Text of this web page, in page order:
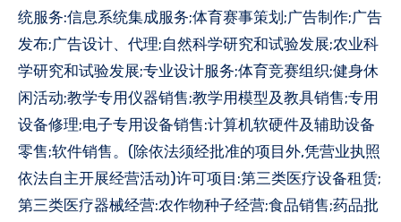
统服务:信息系统集成服务;体育赛事策划;广告制作;广告
发布;广告设计、代理;自然科学研究和试验发展;农业科
学研究和试验发展;专业设计服务;体育竞赛组织;健身休
闲活动;教学专用仪器销售;教学用模型及教具销售;专用
设备修理;电子专用设备销售:计算机软硬件及辅助设备
零售;软件销售。(除依法须经批准的项目外,凭营业执照
依法自主开展经营活动)许可项目:第三类医疗设备租赁;
第三类医疗器械经营:农作物种子经营;食品销售;药品批